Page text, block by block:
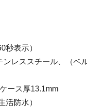
秒表示）
レススチール、（ベ
ース厚13.1mm
活防水）